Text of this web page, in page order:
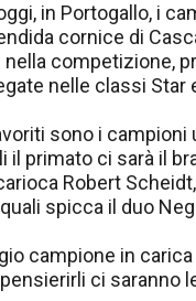
in Portogallo, i
cornice di
competizione,
nelle classi Star
sono i
il primato ci sarà il
Robert
spicca il duo
campione in
ci saranno